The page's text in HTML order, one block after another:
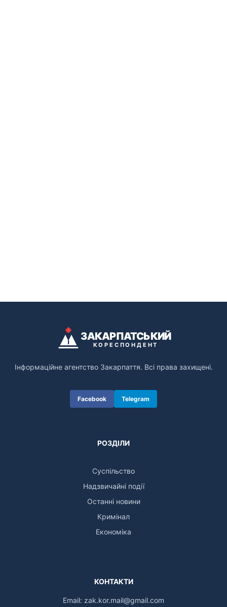
ЗАКАРПАТСЬКИЙ
КОРЕСПОНДЕНТ
Інформаційне агентство Закарпаття. Всі права захищені.
Facebook Telegram
РОЗДІЛИ
Суспільство
Надзвичайні події
Останні новини
Кримінал
Економіка
КОНТАКТИ
Email: zak.kor.mail@gmail.com